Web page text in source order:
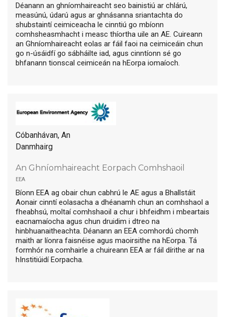
Déanann an ghníomhaireacht seo bainistiú ar chlárú,
measúnú, údarú agus ar ghnásanna sriantachta do
shubstaintí ceimiceacha le cinntiú go mbíonn
comhsheasmhacht i measc thíortha uile an AE. Cuireann
an Ghníomhaireacht eolas ar fáil faoi na ceimiceáin chun
go n-úsáidfí go sábháilte iad, agus cinntíonn sé go
bhfanann tionscal ceimiceán na hEorpa iomaíoch.
Cóbanhávan, An
Danmhairg
An Ghníomhaireacht Eorpach Comhshaoil
eea
Bíonn EEA ag obair chun cabhrú le AE agus a Bhallstáit
Aonair cinntí eolasacha a dhéanamh chun an comhshaol a
fheabhsú, moltaí comhshaoil a chur i bhfeidhm i mbeartais
eacnamaíocha agus chun druidim i dtreo na
hinbhuanaitheachta. Déanann an EEA comhordú chomh
maith ar líonra faisnéise agus maoirsithe na hEorpa. Tá
formhór na comhairle a chuireann EEA ar fáil dírithe ar na
hInstitiúidí Eorpacha.